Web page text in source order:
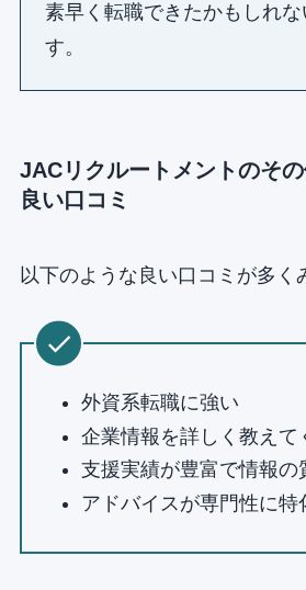
素早く転職できたかもしれ
す。
JACリクルートメントのそ
良い口コミ
以下のような良い口コミが多く
外資系転職に強い
企業情報を詳しく教えて
支援実績が豊富で情報の
アドバイスが専門性に特